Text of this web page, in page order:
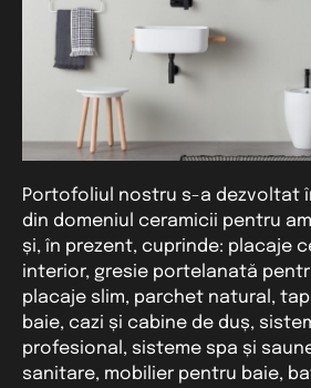
Cu o experienta de 30
amenajarilor, SSAB ofera
ambientare si servicii
pentru investitii realizate
efort dar la cele mai
Portofoliul nostru s-a dezvoltat
din domeniul ceramicii pentru
și, în prezent, cuprinde: placaje
interior, gresie portelanată
placaje slim, parchet natural,
baie, cazi și cabine de duș,
profesional, sisteme spa și
sanitare, mobilier pentru baie,